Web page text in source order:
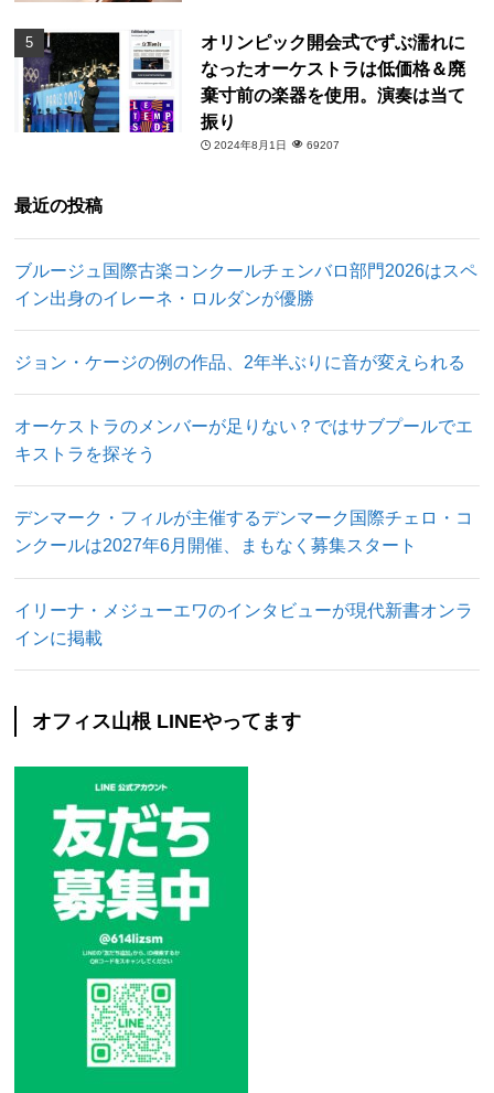
オリンピック開会式でずぶ濡れに
なったオーケストラは低価格＆廃
棄寸前の楽器を使用。演奏は当て
振り
2024年8月1日 69207
最近の投稿
ブルージュ国際古楽コンクールチェンバロ部門2026はスペ
イン出身のイレーネ・ロルダンが優勝
ジョン・ケージの例の作品、2年半ぶりに音が変えられる
オーケストラのメンバーが足りない？ではサブプールでエ
キストラを探そう
デンマーク・フィルが主催するデンマーク国際チェロ・コ
ンクールは2027年6月開催、まもなく募集スタート
イリーナ・メジューエワのインタビューが現代新書オンラ
インに掲載
オフィス山根 LINEやってます